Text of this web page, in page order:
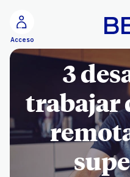
Acceso
3
trabajar